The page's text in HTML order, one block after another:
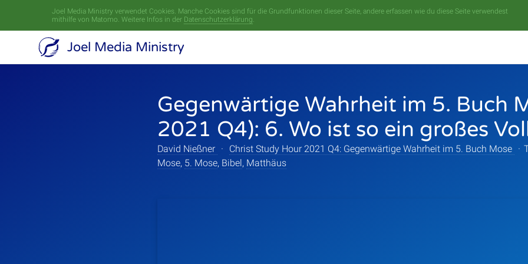
Joel Media Ministry verwendet Cookies. Manche Cookies sind für die Grundfunktionen dieser Seite, andere erfassen wie du diese Seite verwendest
mithilfe von Matomo. Weitere Infos in der Datenschutzerklärung.
Joel Media Ministry
Gegenwärtige Wahrheit im 5. Buch
2021 Q4): 6. Wo ist so ein großes
David Nießner · Christ Study Hour 2021 Q4: Gegenwärtige Wahrheit im 5. Buch Mose ·
Mose, 5. Mose, Bibel, Matthäus